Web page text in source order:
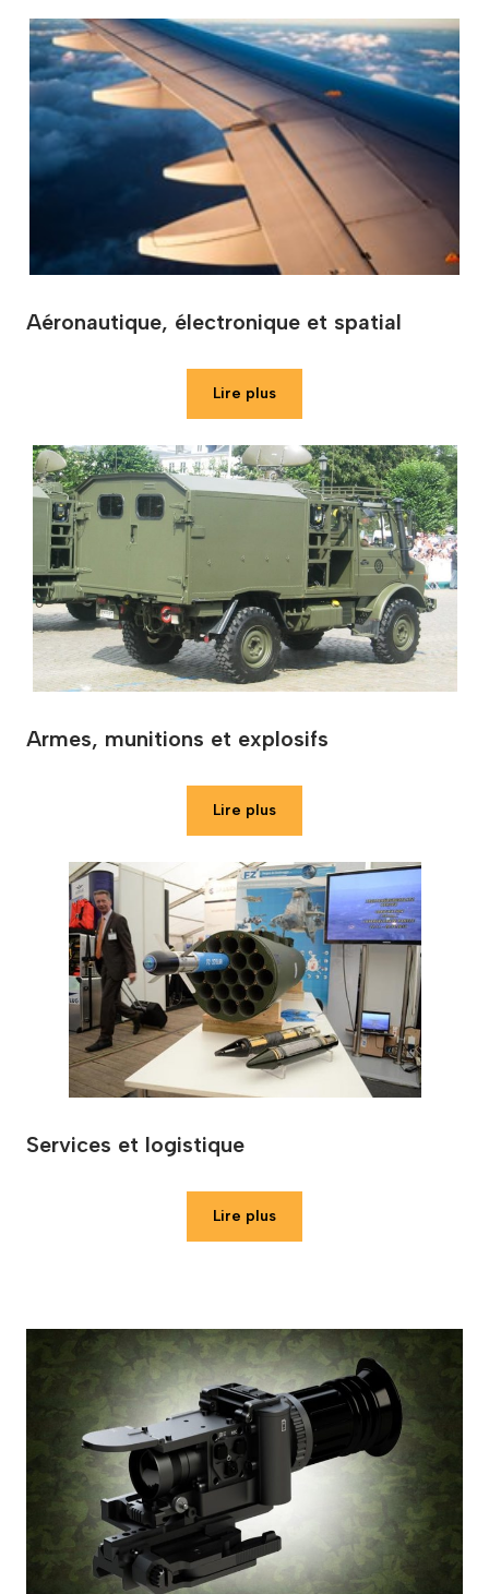
Aéronautique, électronique et spatial
Lire plus
Armes, munitions et explosifs
Lire plus
Services et logistique
Lire plus